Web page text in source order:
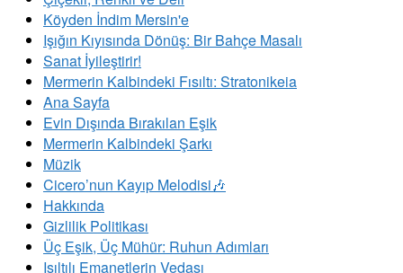
Köyden İndim Mersin'e
Işığın Kıyısında Dönüş: Bir Bahçe Masalı
Sanat İyileştirir!
Mermerin Kalbindeki Fısıltı: Stratonikeia
Ana Sayfa
Evin Dışında Bırakılan Eşik
Mermerin Kalbindeki Şarkı
Müzik
Cicero’nun Kayıp Melodisi🎶
Hakkında
Gizlilik Politikası
Üç Eşik, Üç Mühür: Ruhun Adımları
​Işıltılı Emanetlerin Vedası